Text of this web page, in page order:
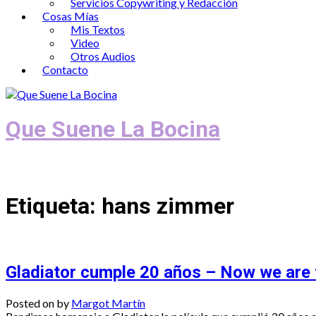
Cosas Mías
Mis Textos
Video
Otros Audios
Contacto
Que Suene La Bocina
Etiqueta: hans zimmer
Gladiator cumple 20 años – Now we
Posted on by Margot Martín